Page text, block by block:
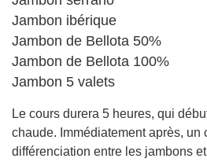
Jambon ibérique
Jambon de Bellota 50%
Jambon de Bellota 100%
Jambon 5 valets
Le cours durera 5 heures, qui
chaude. Immédiatement après, un
différenciation entre les jambons